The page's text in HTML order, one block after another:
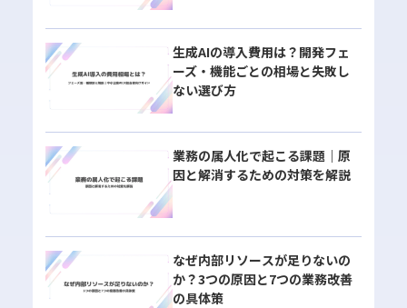
生成AIの導入費用は？開発フェ
ーズ・機能ごとの相場と失敗し
ない選び方
業務の属人化で起こる課題｜原
因と解消するための対策を解説
なぜ内部リソースが足りないの
か？3つの原因と7つの業務改善
の具体策